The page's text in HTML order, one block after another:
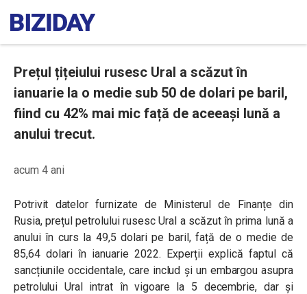
Prețul țițeiului rusesc Ural a scăzut în
ianuarie la o medie sub 50 de dolari pe baril,
fiind cu 42% mai mic față de aceeași lună a
anului trecut.
acum 4 ani
Potrivit datelor furnizate de Ministerul de Finanțe din
Rusia, prețul petrolului rusesc Ural a scăzut în prima lună a
anului în curs la 49,5 dolari pe baril, față de o medie de
85,64 dolari în ianuarie 2022. Experții explică faptul că
sancțiunile occidentale, care includ și un embargou asupra
petrolului Ural intrat în vigoare la 5 decembrie, dar și